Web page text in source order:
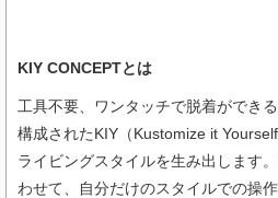
KIY CONCEPTとは
工具不要、ワンタッチで脱着ができ
構成されたKIY（Kustomize it
ライビングスタイルを生み出します
わせて、自分だけのスタイルでの操